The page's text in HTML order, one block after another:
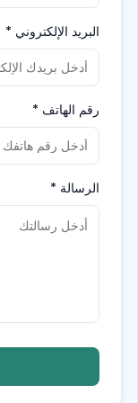
البريد الإلكتروني *
رقم الهاتف *
الرسالة *